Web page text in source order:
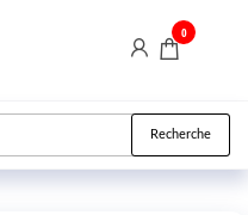
0
Recherche